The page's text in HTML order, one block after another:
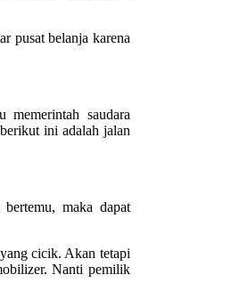
pusat belanja karena
saudara
ini adalah jalan
maka dapat
cicik. Akan tetapi
Nanti pemilik